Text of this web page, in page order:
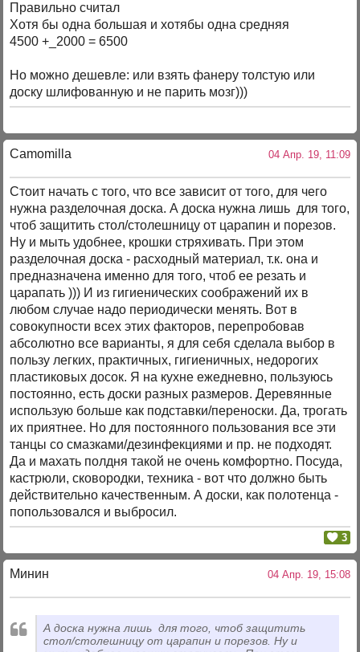
Правильно считал
Хотя бы одна большая и хотябы одна средняя
4500 +_2000 = 6500
Но можно дешевле: или взять фанеру толстую или
доску шлифованную и не парить мозг)))
Camomilla 04 Апр. 19, 11:09
Стоит начать с того, что все зависит от того, для чего
нужна разделочная доска. А доска нужна лишь для того,
чтоб защитить стол/столешницу от царапин и порезов.
Ну и мыть удобнее, крошки стряхивать. При этом
разделочная доска - расходный материал, т.к. она и
предназначена именно для того, чтоб ее резать и
царапать ))) И из гигиенических соображений их в
любом случае надо периодически менять. Вот в
совокупности всех этих факторов, перепробовав
абсолютно все варианты, я для себя сделала выбор в
пользу легких, практичных, гигиеничных, недорогих
пластиковых досок. Я на кухне ежедневно, пользуюсь
постоянно, есть доски разных размеров. Деревянные
использую больше как подставки/переноски. Да, трогать
их приятнее. Но для постоянного пользования все эти
танцы со смазками/дезинфекциями и пр. не подходят.
Да и махать полдня такой не очень комфортно. Посуда,
кастрюли, сковородки, техника - вот что должно быть
действительно качественным. А доски, как полотенца -
попользовался и выбросил.
3
Минин 04 Апр. 19, 15:08
А доска нужна лишь для того, чтоб защитить
стол/столешницу от царапин и порезов. Ну и